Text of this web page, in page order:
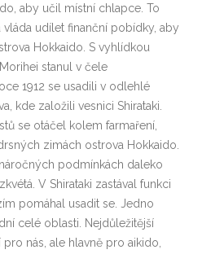
aby učil místní chlapce. To
udílet finanční pobídky, aby
Hokkaido. S vyhlídkou
stanul v čele
1912 se usadili v odlehlé
kde založili vesnici Shirataki.
se otáčel kolem farmaření,
zimách ostrova Hokkaido.
podmínkách daleko
V Shirataki zastával funkci
pomáhal usadit se. Jedno
celé oblasti. Nejdůležitější
nás, ale hlavně pro aikido,